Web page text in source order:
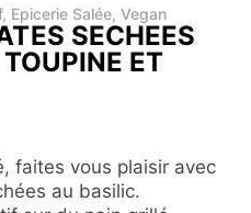
, Epicerie Salée, Vegan
SECHEES
ET
faites vous plaisir avec
au basilic.